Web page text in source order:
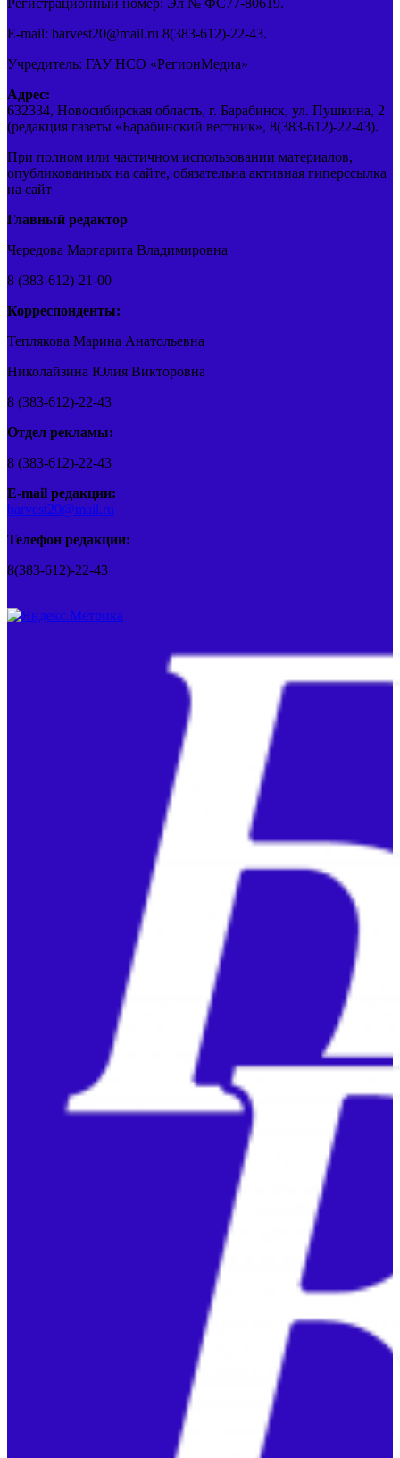
Регистрационный номер: Эл № ФС77-80619.
E-mail: barvest20@mail.ru 8(383-612)-22-43.
Учредитель: ГАУ НСО «РегионМедиа»
Адрес:
632334, Новосибирская область, г. Барабинск, ул. Пушкина, 2
(редакция газеты «Барабинский вестник», 8(383-612)-22-43).
При полном или частичном использовании материалов,
опубликованных на сайте, обязательна активная гиперссылка
на сайт
Главный редактор
Чередова Маргарита Владимировна
8 (383-612)-21-00
Корреспонденты:
Теплякова Марина Анатольевна
Николайзина Юлия Викторовна
8 (383-612)-22-43
Отдел рекламы:
8 (383-612)-22-43
E-mail редакции:
barvest20@mail.ru
Телефон редакции:
8(383-612)-22-43